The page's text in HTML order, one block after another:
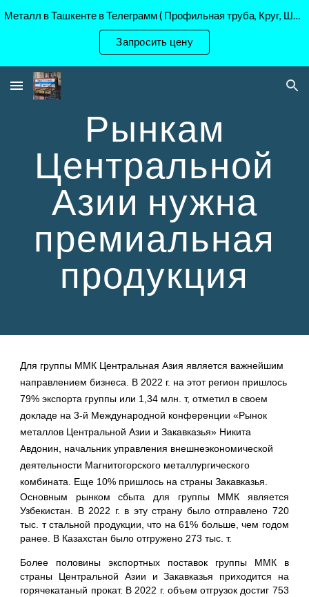
Skip to navigation
Металл в Ташкенте в Телеграмм ( Профильная труба, Круг, Шестигранник Ст45, 40Х, )
Запросить цену
Рынкам
Центральной
Азии нужна
премиальная
продукция
Для группы ММК Центральная Азия является важнейшим
направлением бизнеса. В 2022 г. на этот регион пришлось
79% экспорта группы или 1,34 млн. т, отметил в своем
докладе на 3-й Международной конференции «Рынок
металлов Центральной Азии и Закавказья» Никита
Авдонин, начальник управления внешнеэкономической
деятельности Магнитогорского металлургического
комбината. Еще 10% пришлось на страны Закавказья.
Основным рынком сбыта для группы ММК является
Узбекистан. В 2022 г. в эту страну было отправлено 720
тыс. т стальной продукции, что на 61% больше, чем годом
ранее. В Казахстан было отгружено 273 тыс. т.
Более половины экспортных поставок группы ММК в
страны Центральной Азии и Закавказья приходится на
горячекатаный прокат. В 2022 г. объем отгрузок достиг 753